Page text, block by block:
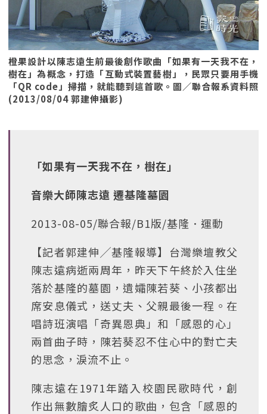
橙果設計以陳志遠生前最後創作歌曲「如果有一天我不在，
樹在」為概念，打造「互動式裝置藝樹」，民眾只要用手機
「QR code」掃描，就能聽到這首歌。圖／聯合報系資料照
(2013/08/04 郭建伸攝影)
「如果有一天我不在，樹在」
音樂大師陳志遠 遷基隆墓園
2013-08-05/聯合報/B1版/基隆．運動
【記者郭建伸╱基隆報導】台灣樂壇教父
陳志遠病逝兩周年，昨天下午終於入住坐
落於基隆的墓園，遺孀陳若葵、小孩都出
席安息儀式，送丈夫、父親最後一程。在
唱詩班演唱「奇異恩典」和「感恩的心」
兩首曲子時，陳若葵忍不住心中的對亡夫
的思念，淚流不止。
陳志遠在1971年踏入校園民歌時代，創
作出無數膾炙人口的歌曲，包含「感恩的